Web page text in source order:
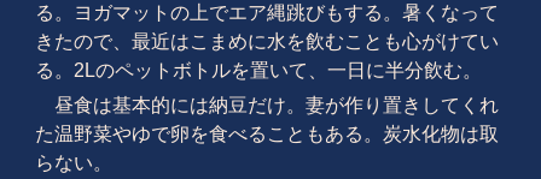
る。ヨガマットの上でエア縄跳びもする。暑くなって
きたので、最近はこまめに水を飲むことも心がけてい
る。2Lのペットボトルを置いて、一日に半分飲む。
昼食は基本的には納豆だけ。妻が作り置きしてくれ
た温野菜やゆで卵を食べることもある。炭水化物は取
らない。